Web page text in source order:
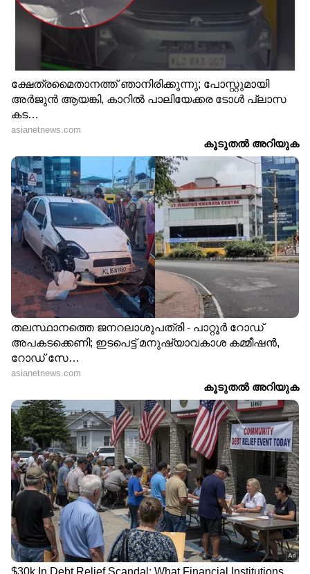
തിരിച്ചുവരവെന്നാല്‍
ഇതാണ്! 'കറുപ്പി'ലൂടെ
ബോക്സ് ഓഫീസ് വരള്‍ച്ച
മാറ്റി സൂര്യ; 4 ദിവസം
കൊണ്ട് നേടിയത്
125 കോടി മുടക്കി,
ആദ്യദിനം 29 കോടി കിട്ടി;
പിന്നീട് 'പേട്രിയറ്റി'ന് എന്ത്
സംഭവിച്ചു? കളക്ഷൻ
കണക്ക് ഇങ്ങനെ
മികച്ച അഭിപ്രായം,
തിയറ്ററില്‍ വിജയിച്ചോ
'മധുവിധു'?
കണക്കുകളുമായി
നിര്‍മ്മാതാക്കള്‍
26 ദിവസം കൊണ്ട് 243
കോടി! പ്രിയദര്‍ശന്‍റെ
കരിയറിലെ ഏറ്റവും വലിയ
ഹിറ്റ് കേരളത്തില്‍ നിന്ന്
നേടിയത് എത്ര?
LATEST VIDEOS
ഒളിവിലിരിക്കുന്ന അർജുൻ
ആയങ്കി പാലിയേക്കര ടോൾ
കടക്കുന്നതിന്റെ ദൃശ്യങ്ങൾ പുറത്ത്